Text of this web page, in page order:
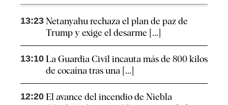
13:23 Netanyahu rechaza el plan de paz de
Trump y exige el desarme [...]
13:10 La Guardia Civil incauta más de 800 kilos
de cocaína tras una [...]
12:20 El avance del incendio de Niebla